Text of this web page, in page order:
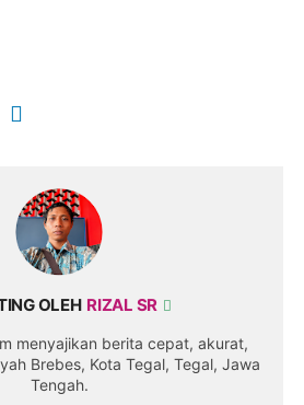
OLEH RIZAL SR
menyajikan berita cepat, akurat,
Brebes, Kota Tegal, Tegal, Jawa
Tengah.